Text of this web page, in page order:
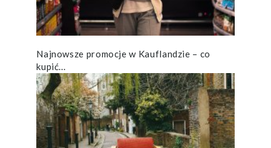
Najnowsze promocje w Kauflandzie – co
kupić...